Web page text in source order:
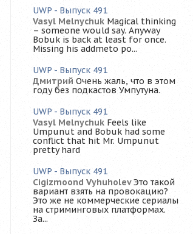
UWP - Выпуск 491
Vasyl Melnychuk Magical thinking
– someone would say. Anyway
Bobuk is back at least for once.
Missing his addmeto po...
UWP - Выпуск 491
Дмитрий Очень жаль, что в этом
году без подкастов Умпутуна.
UWP - Выпуск 491
Vasyl Melnychuk Feels like
Umpunut and Bobuk had some
conflict that hit Mr. Umpunut
pretty hard
UWP - Выпуск 491
Cigizmoond Vyhuholev Это такой
вариант взять на провокацию?
Это же не коммерческие сериалы
на стриминговых платформах.
За...